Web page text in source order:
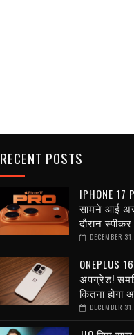
RECENT POSTS
IPHONE 17
सामने आई
दौरान
DECEMBER
ONEPLUS
अपग्रेड!
कितना होगा
DECEMBER